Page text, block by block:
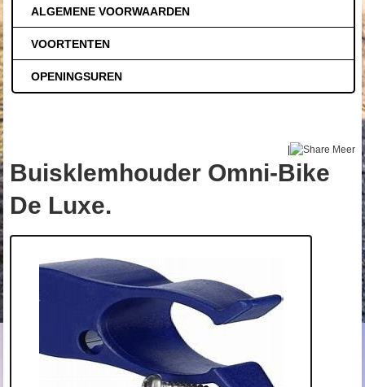
ALGEMENE VOORWAARDEN
VOORTENTEN
OPENINGSUREN
| Meer
Buisklemhouder Omni-Bike
De Luxe.